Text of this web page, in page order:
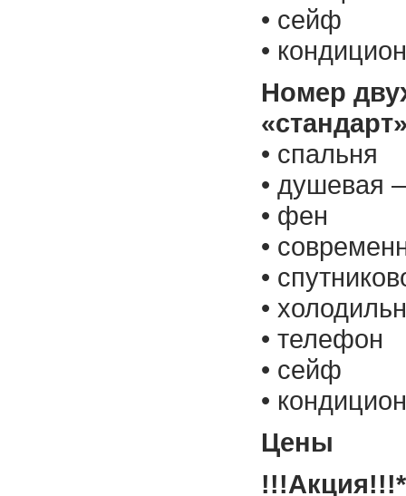
• сейф
•
Номер
• спальня
• душевая
• фен
•
•
•
• телефон
• сейф
•
Цены
!!!Акция!!!*